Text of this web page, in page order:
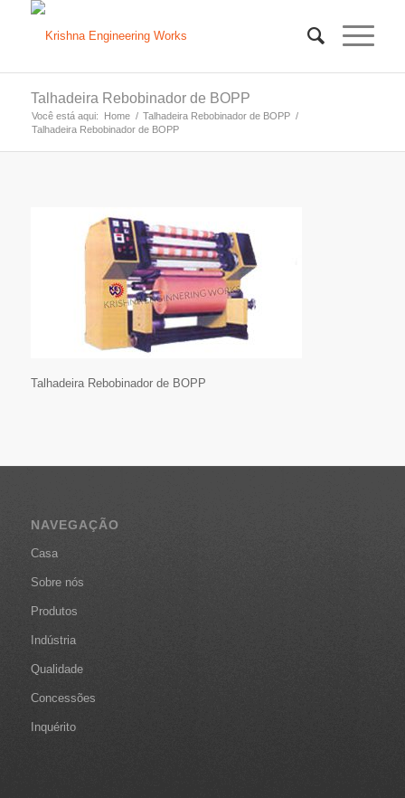
Talhadeira Rebobinador de BOPP
Você está aqui: Home / Talhadeira Rebobinador de BOPP /
Talhadeira Rebobinador de BOPP
Talhadeira Rebobinador de BOPP
NAVEGAÇÃO
Casa
Sobre nós
Produtos
Indústria
Qualidade
Concessões
Inquérito